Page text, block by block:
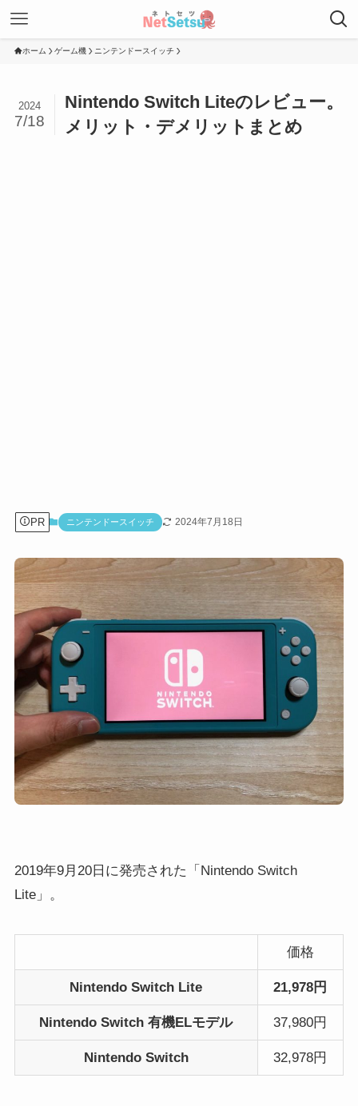
ホーム ゲーム機 ニンテンドースイッチ
Nintendo Switch Liteのレビュー。
メリット・デメリットまとめ
2024
7/18
PR ニンテンドースイッチ 2024年7月18日
2019年9月20日に発売された「Nintendo Switch
Lite」。
価格
Nintendo Switch Lite 21,978円
Nintendo Switch 有機ELモデル 37,980円
Nintendo Switch 32,978円